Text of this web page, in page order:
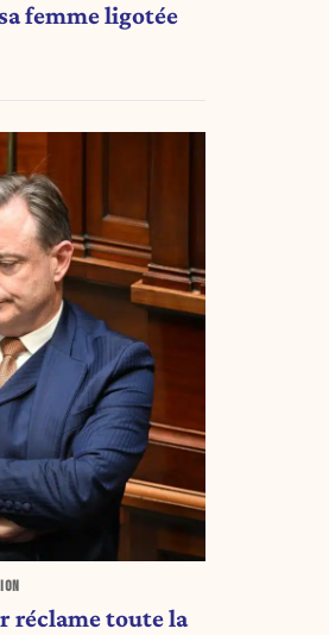
femme ligotée
réclame toute la